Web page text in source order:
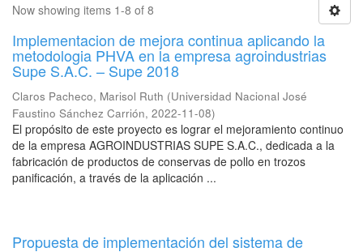
Now showing items 1-8 of 8
Implementacion de mejora continua aplicando la
metodologia PHVA en la empresa agroindustrias
Supe S.A.C. – Supe 2018
Claros Pacheco, Marisol Ruth (Universidad Nacional José
Faustino Sánchez Carrión, 2022-11-08)
El propósito de este proyecto es lograr el mejoramiento continuo
de la empresa AGROINDUSTRIAS SUPE S.A.C., dedicada a la
fabricación de productos de conservas de pollo en trozos
panificación, a través de la aplicación ...
Propuesta de implementación del sistema de